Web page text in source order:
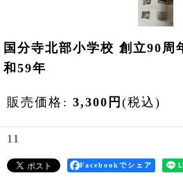
国分寺北部小学校 創立90周
和59年
販売価格 : 3,300 円 (税込)
11
Facebookでシェア